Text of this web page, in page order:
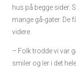
hus på begge sider.
mange gå-gater. De
videre.
– Folk trodde vi var
smiler og ler i det